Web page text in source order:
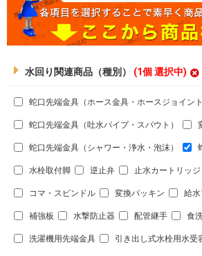
水回り関連商品（種別） (1個 選択中)
蛇口先端金具（ホース金具・ホースジョイント
蛇口先端金具（吐水パイプ・スパウト）
蛇口先端金具（シャワー・浄水・泡沫）
水栓取付脚 逆止弁 止水カートリッ
コマ・スピンドル 変換パッキン 給
補強板 水撃防止器 配管継手 食
洗濯機用先端金具 引き出し式水栓用水受